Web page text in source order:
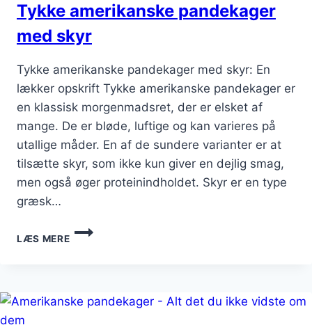
Tykke amerikanske pandekager
med skyr
Tykke amerikanske pandekager med skyr: En
lækker opskrift Tykke amerikanske pandekager er
en klassisk morgenmadsret, der er elsket af
mange. De er bløde, luftige og kan varieres på
utallige måder. En af de sundere varianter er at
tilsætte skyr, som ikke kun giver en dejlig smag,
men også øger proteinindholdet. Skyr er en type
græsk…
LÆS MERE
TYKKE
AMERIKANSKE